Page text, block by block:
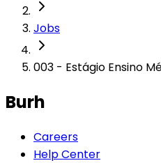
Jobs
003 - Estágio Ensino
Burh
Careers
Help Center